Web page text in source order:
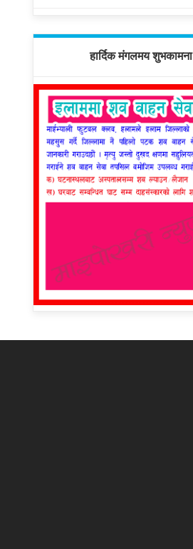
हार्दिक मंगलमय शुभकामना